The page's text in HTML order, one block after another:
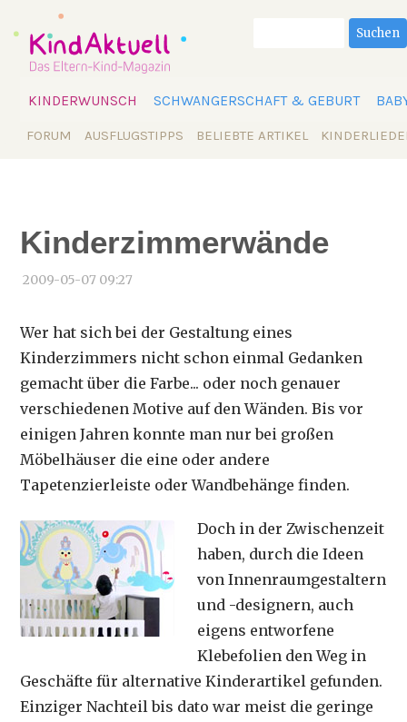
überspringen
KINDERWUNSCH SCHWANGERSCHAFT & GEBURT
Navigation
FORUM AUSFLUGSTIPPS BELIEBTE ARTIKEL
Suchen
Kinderzimmerwände
2009-05-07 09:27
Wer hat sich bei der Gestaltung eines
Kinderzimmers nicht schon einmal Gedanken
gemacht über die Farbe... oder noch genauer
verschiedenen Motive auf den Wänden. Bis vor
einigen Jahren konnte man nur bei großen
Möbelhäuser die eine oder andere
Tapetenzierleiste oder Wandbehänge finden.
Doch in der Zwischenzeit
haben, durch die Ideen
von Innenraumgestaltern
und -designern, auch
eigens entworfene
Klebefolien den Weg in
Geschäfte für alternative Kinderartikel gefunden.
Einziger Nachteil bis dato war meist die geringe